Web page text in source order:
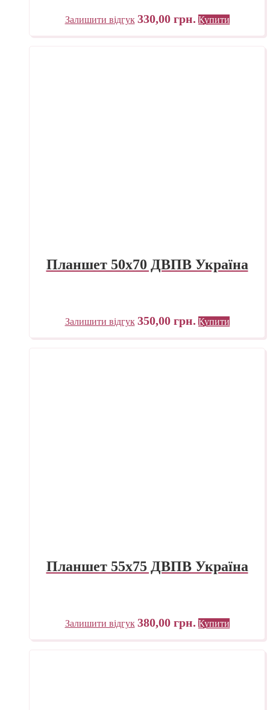
Залишити відгук 330,00 грн. Купити
Планшет 50х70 ДВПВ Україна
Залишити відгук 350,00 грн. Купити
Планшет 55х75 ДВПВ Україна
Залишити відгук 380,00 грн. Купити